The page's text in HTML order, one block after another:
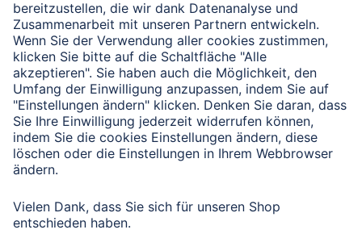
Verbleibende Zeichen: 1000/ 1000
Senden
Mit Absenden des Formulars bestätigen Sie, dass Sie unsere
Datenschutzbestimmungen zur Formulardatenverarbeitung zur
Datenschutz